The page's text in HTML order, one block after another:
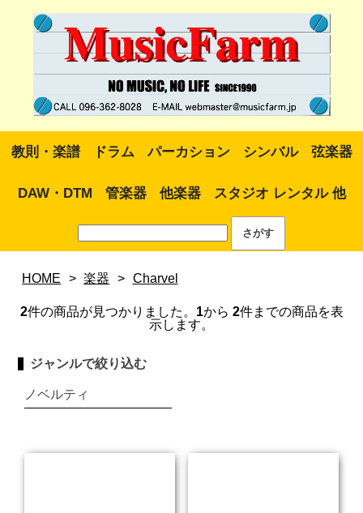
教則・楽譜 ドラム パーカション シンバル 弦楽器
DAW・DTM 管楽器 他楽器 スタジオ レンタル 他
HOME > 楽器 > Charvel
2件の商品が見つかりました。 1から 2件までの商品を表
示します。
ジャンルで絞り込む
ノベルティ